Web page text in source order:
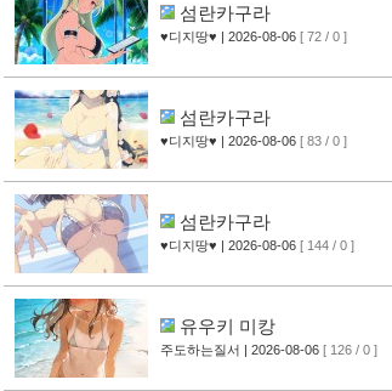
섬란카구라
♥디지땅♥ | 2026-08-06 [ 72 / 0 ]
섬란카구라
♥디지땅♥ | 2026-08-06 [ 83 / 0 ]
섬란카구라
♥디지땅♥ | 2026-08-06 [ 144 / 0 ]
유우키 미캉
주도하는질서 | 2026-08-06 [ 126 / 0 ]